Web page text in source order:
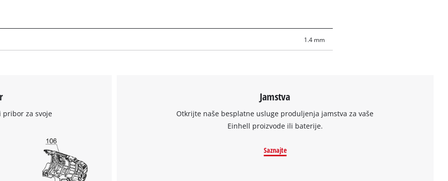
Trebamo vaše dopuštenje za učitavanje
Google Maps usluge!
This content is not permitted to load due
1.4 mm
pribor za svoje
Jamstva
Otkrijte naše besplatne usluge produljenja jamstva za vaše
Einhell proizvode ili baterije.
Saznajte